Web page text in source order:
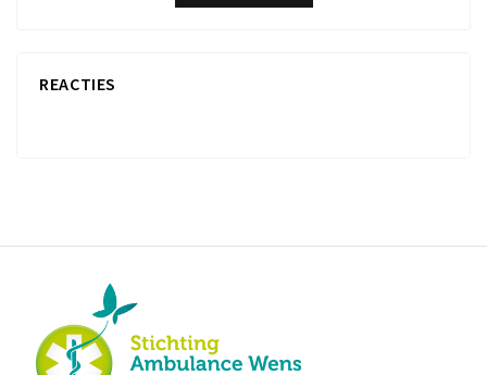
REACTIES